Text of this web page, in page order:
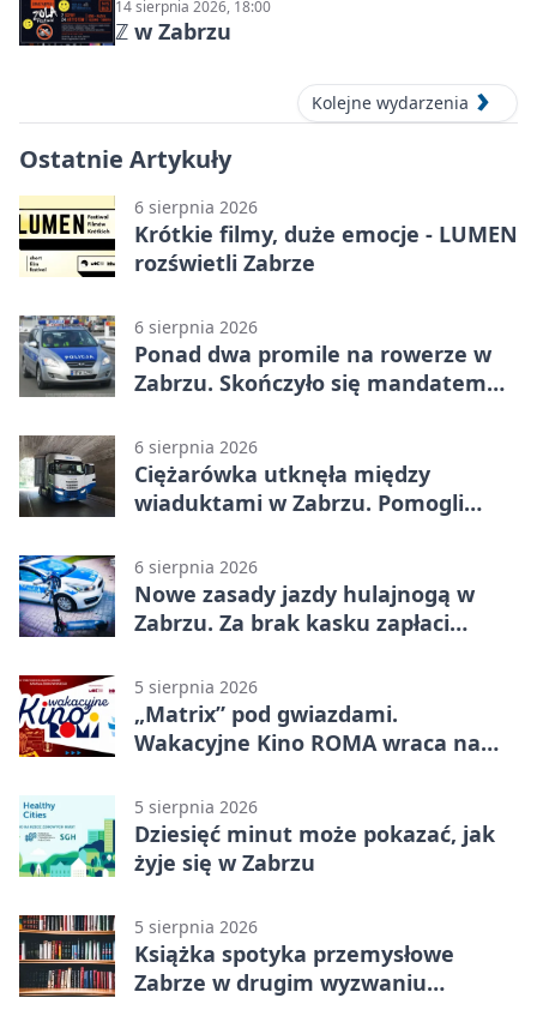
14 sierpnia 2026, 18:00
ℤ w Zabrzu
Kolejne wydarzenia
Ostatnie Artykuły
6 sierpnia 2026
Krótkie filmy, duże emocje - LUMEN
rozświetli Zabrze
6 sierpnia 2026
Ponad dwa promile na rowerze w
Zabrzu. Skończyło się mandatem
6 sierpnia 2026
Ciężarówka utknęła między
wiaduktami w Zabrzu. Pomogli
6 sierpnia 2026
Nowe zasady jazdy hulajnogą w
Zabrzu. Za brak kasku zapłaci
5 sierpnia 2026
„Matrix” pod gwiazdami.
Wakacyjne Kino ROMA wraca na
5 sierpnia 2026
Dziesięć minut może pokazać, jak
żyje się w Zabrzu
5 sierpnia 2026
Książka spotyka przemysłowe
Zabrze w drugim wyzwaniu